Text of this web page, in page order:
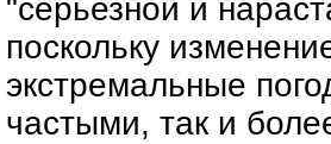
"серьезной и
поскольку
экстремальные
частыми, так и